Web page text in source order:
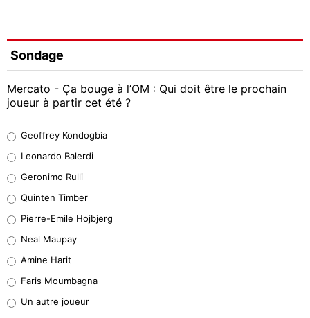
Sondage
Mercato - Ça bouge à l’OM : Qui doit être le prochain
joueur à partir cet été ?
38%
32%
5%
1%
9%
Geoffrey Kondogbia
Leonardo Balerdi
Geronimo Rulli
Quinten Timber
Pierre-Emile Hojbjerg
Neal Maupay
Amine Harit
Faris Moumbagna
Un autre joueur